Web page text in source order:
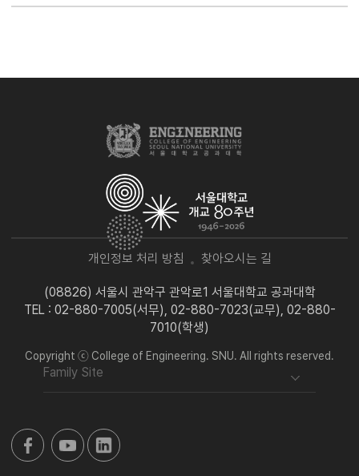
개인정보 처리 방침 찾아오시는 길
(08826) 서울시 관악구 관악로1 서울대학교 공과대학
TEL : 02-880-7005(서무), 02-880-7023(교무), 02-880-
7010(학생)
Copyright ⓒ College of Engineering. SNU. All rights reserved.
Family Site